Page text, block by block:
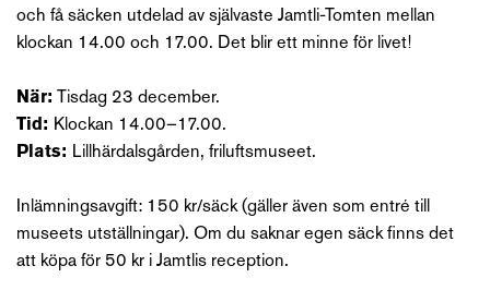
och få säcken utdelad av självaste Jamtli-Tomten mellan
klockan 14.00 och 17.00. Det blir ett minne för livet!
När: Tisdag 23 december.
Tid: Klockan 14.00–17.00.
Plats: Lillhärdalsgården, friluftsmuseet.
Inlämningsavgift: 150 kr/säck (gäller även som entré till
museets utställningar). Om du saknar egen säck finns det
att köpa för 50 kr i Jamtlis reception.